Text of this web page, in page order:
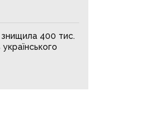
знищила 400 тис.